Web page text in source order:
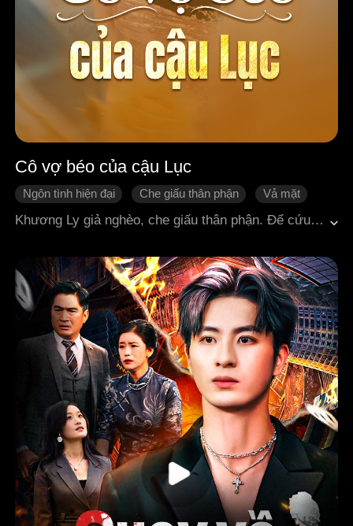
Cô vợ béo của cậu Lục
Ngôn tình hiện đại Che giấu thân phận
Vả mặt
Hối hận Ngọt sủng
Khương Ly giả nghèo, che giấu thân phận. Để cứu vị hôn phu Đường Hạo Thiên, cô ngâm mình dưới biển suốt ba ngày ba đêm, khiến cơ thể tổn hại. Sau đó phải dùng hormone để điều trị nhưng vì rối loạn nội tiết, cân nặng tăng vọt lên hơn 100 kg. Người cha đỡ đầu quyền thế, có ảnh hưởng khắp thiên hạ của cô, âm thầm nâng đỡ nhà họ Đường, tặng những đơn hàng trị giá hàng nghìn tỷ, giúp họ một bước lên mây. Sau khi phát đạt, Đường Hạo Thiên chán ghét Khương Ly vì ngoại hình thay đổi, lén lút qua lại với chị dâu mối tình đầu, còn bày mưu hại chết anh trai, giả chết để thế thân thân phận anh, rồi đổi đám cưới với Khương Ly thành hôn lễ của mình với chị dâu. Khương Ly đứng sau cánh cửa nghe được toàn bộ sự thật, vừa đau đớn vừa phẫn nộ, quyết tâm báo thù.Cô tình cờ cứu được Lục Trầm, một tổng tài bá đạo, và phát hiện hai người có duyên phận từ thuở nhỏ. Trong cơn xúc động, họ hẹn ngày hôm sau kết hôn. Cùng lúc đó, người anh thứ ba là thần y, đưa cho cô viên thuốc giảm cân đặc hiệu, giúp Khương Ly nhanh chóng lấy lại thân hình thon gọn.Cuối cùng, cô lao tới đám cưới đã bị tráo đổi, chính thức đánh hồi kèn phản công đầu tiên